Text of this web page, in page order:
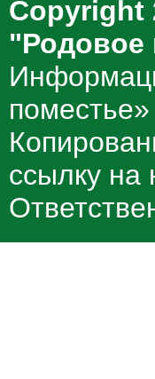
Copyright
"Родовое
поместье»
ссылку на